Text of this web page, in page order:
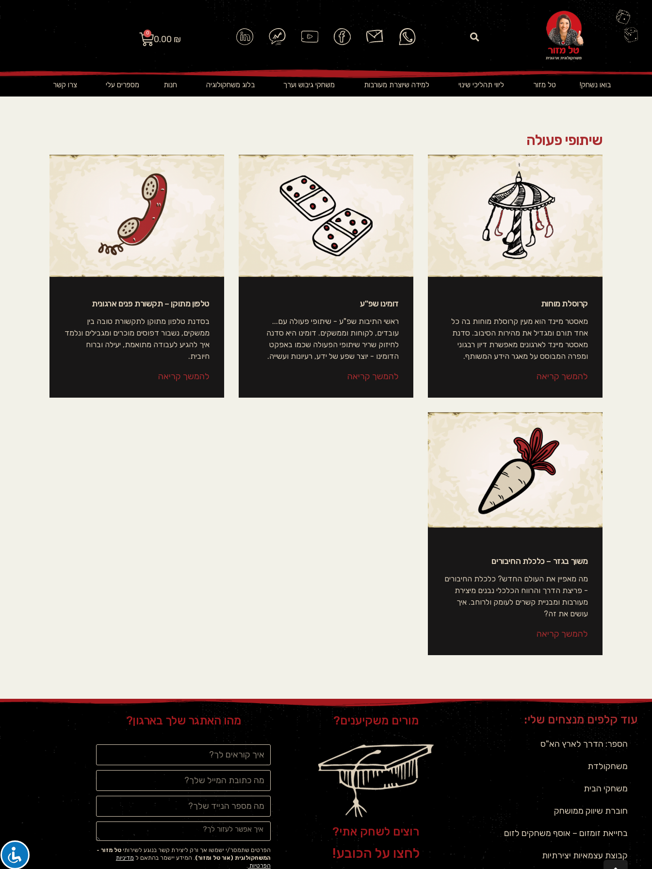
0.00 ₪
0
בואו נשחק! טל מזור ליווי תהליכי שינוי למידה שיוצרת מעורבות משחקי גיבוש וערך בלוג משחקולוגיה חנות מספרים עלי צרו קשר
שיתופי פעולה
קרוסלת מוחות
מאסטר מיינד הוא מעין קרוסלת מוחות בה כל
אחד תורם ומגדיל את מהירות הסיבוב. סדנת
מאסטר מיינד לארגונים מאפשרת דיון רבגוני
ומפרה המבוסס על מאגר הידע המשותף.
להמשך קריאה
דומינו שפ"ע
ראשי התיבות שפ"ע - שיתופי פעולה עם...
עובדים, לקוחות וממשקים. דומינו היא סדנה
לחיזוק שריר שיתופי הפעולה שכמו באפקט
הדומינו - יוצר שפע של ידע, רעיונות ועשייה.
להמשך קריאה
טלפון מתוקן – תקשורת פנים ארגונית
בסדנת טלפון מתוקן לתקשורת טובה בין
ממשקים, נשבור דפוסים מוכרים ומגבילים ונלמד
איך להגיע לעבודה מתואמת, יעילה וברוח
חיובית.
להמשך קריאה
משוך בגזר – כלכלת החיבורים
מה מאפיין את העולם החדש? כלכלת החיבורים
- פריצת הדרך והרווח הכלכלי נבנים מיצירת
מעורבות ומבניית קשרים לעומק ולרוחב. איך
עושים את זה?
להמשך קריאה
עוד קלפים מנצחים שלי:
הספר: הדרך לארץ הא"ס
משחקולדת
משחקי הבית
חוברת שיווק ממושחק
בחייאת זומזום – אוסף משחקים לזום
קבוצת עצמאיות יצירתיות
מורים משקיענים?
רוצים לשחק אתי?
לחצו על הכובע!
מהו האתגר שלך בארגון?
הפרטים שתמסר/י ישמשו אך ורק ליצירת קשר בנוגע לשירותיטל מזור -
המשחקולוגית (אור טל ומזור). המידע יישמר בהתאם ל מדיניות
הפרטיות .